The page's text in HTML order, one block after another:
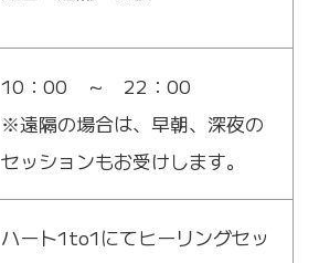
10：00 ～ 22：00
※遠隔の場合は、早朝、深夜の
セッションもお受けします。
ハート1to1にてヒーリングセッ